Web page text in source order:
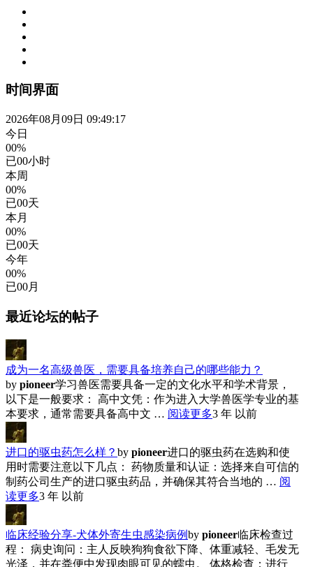
时间界面
2026年08月09日 09:49:17
今日
00%
已00小时
本周
00%
已00天
本月
00%
已00天
今年
00%
已00月
最近论坛的帖子
成为一名高级兽医，需要具备培养自己的哪些能力？
by pioneer学习兽医需要具备一定的文化水平和学术背景，
以下是一般要求： 高中文凭：作为进入大学兽医学专业的基
本要求，通常需要具备高中文 … 阅读更多3 年 以前
进口的驱虫药怎么样？ by pioneer进口的驱虫药在选购和使
用时需要注意以下几点： 药物质量和认证：选择来自可信的
制药公司生产的进口驱虫药品，并确保其符合当地的 … 阅
读更多3 年 以前
临床经验分享-犬体外寄生虫感染病例by pioneer临床检查过
程： 病史询问：主人反映狗狗食欲下降、体重减轻、毛发无
光泽，并在粪便中发现肉眼可见的蠕虫。 体格检查：进行